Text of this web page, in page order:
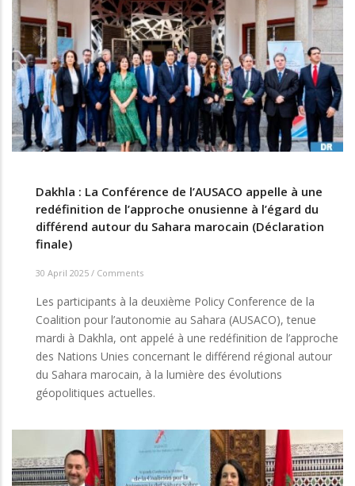
Dakhla : La Conférence de l’AUSACO appelle à une
redéfinition de l’approche onusienne à l’égard du
différend autour du Sahara marocain (Déclaration
finale)
30 April 2025 / Comments
Les participants à la deuxième Policy Conference de la
Coalition pour l’autonomie au Sahara (AUSACO), tenue
mardi à Dakhla, ont appelé à une redéfinition de l’approche
des Nations Unies concernant le différend régional autour
du Sahara marocain, à la lumière des évolutions
géopolitiques actuelles.